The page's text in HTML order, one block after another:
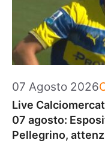
07 Agosto 2026
Live
07 agosto:
Pellegrino,